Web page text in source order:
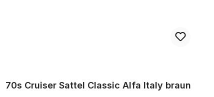
70s Cruiser Sattel Classic Alfa Italy braun